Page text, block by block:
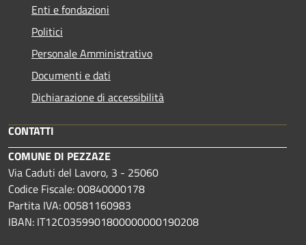
Enti e fondazioni
Politici
Personale Amministrativo
Documenti e dati
Dichiarazione di accessibilità
CONTATTI
COMUNE DI PEZZAZE
Via Caduti del Lavoro, 3 - 25060
Codice Fiscale: 00840000178
Partita IVA: 00581160983
IBAN: IT12C0359901800000000190208